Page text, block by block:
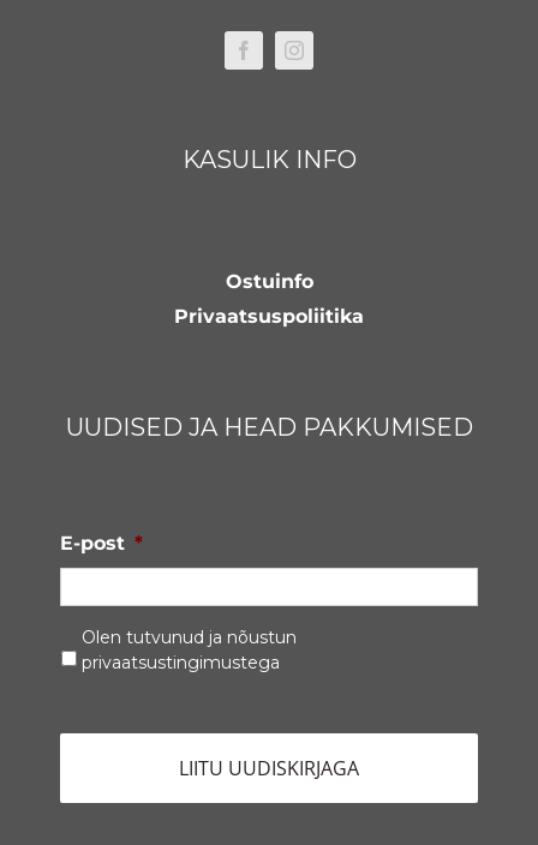
KASULIK INFO
Ostuinfo
Privaatsuspoliitika
UUDISED JA HEAD PAKKUMISED
E-post *
Privaatsustingimused *
Olen tutvunud ja nõustun
privaatsustingimustega